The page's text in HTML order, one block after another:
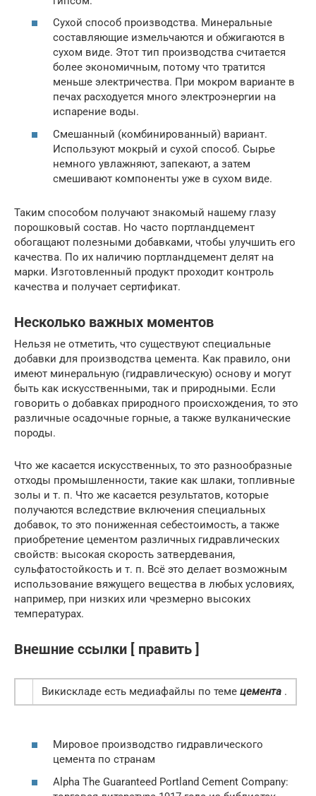
Сухой способ производства. Минеральные
составляющие измельчаются и обжигаются в
сухом виде. Этот тип производства считается
более экономичным, потому что тратится
меньше электричества. При мокром варианте в
печах расходуется много электроэнергии на
испарение воды.
Смешанный (комбинированный) вариант.
Используют мокрый и сухой способ. Сырье
немного увлажняют, запекают, а затем
смешивают компоненты уже в сухом виде.
Таким способом получают знакомый нашему глазу
порошковый состав. Но часто портландцемент
обогащают полезными добавками, чтобы улучшить его
качества. По их наличию портландцемент делят на
марки. Изготовленный продукт проходит контроль
качества и получает сертификат.
Несколько важных моментов
Нельзя не отметить, что существуют специальные
добавки для производства цемента. Как правило, они
имеют минеральную (гидравлическую) основу и могут
быть как искусственными, так и природными. Если
говорить о добавках природного происхождения, то это
различные осадочные горные, а также вулканические
породы.
Что же касается искусственных, то это разнообразные
отходы промышленности, такие как шлаки, топливные
золы и т. п. Что же касается результатов, которые
получаются вследствие включения специальных
добавок, то это пониженная себестоимость, а также
приобретение цементом различных гидравлических
свойств: высокая скорость затвердевания,
сульфатостойкость и т. п. Всё это делает возможным
использование вяжущего вещества в любых условиях,
например, при низких или чрезмерно высоких
температурах.
Внешние ссылки [ править ]
Викискладе есть медиафайлы по теме цемента .
Мировое производство гидравлического
цемента по странам
Alpha The Guaranteed Portland Cement Company: